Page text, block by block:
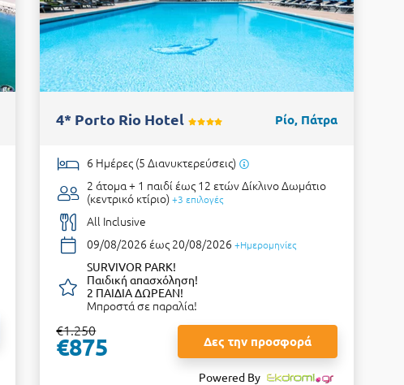
4* Porto Rio Hotel Ρίο, Πάτρα
6 Ημέρες (5 Διανυκτερεύσεις)
2 άτομα + 1 παιδί έως 12 ετώνΔίκλινο Δωμάτιο
(κεντρικό κτίριο) +3 επιλογές
All Inclusive
09/08/2026 έως 20/08/2026+Ημερομηνίες
SURVIVOR PARK!
Παιδική απασχόληση!
2 ΠΑΙΔΙΑ ΔΩΡΕΑΝ!
Μπροστά σε παραλία!
€1.250
€875 Δες την προσφορά
Powered By